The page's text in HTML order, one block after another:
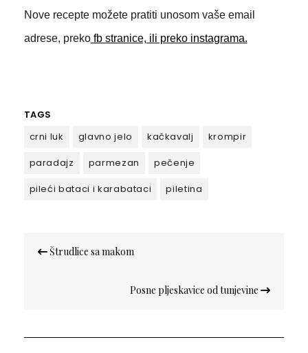
Nove recepte možete pratiti unosom vaše email
adrese, prekofb stranice, ili preko instagrama.
TAGS
crni luk
glavno jelo kačkavalj
krompir
paradajz
parmezan
pečenje
pileći bataci i karabataci
piletina
Кретање
чланка
Štrudlice sa makom
Posne pljeskavice od tunjevine